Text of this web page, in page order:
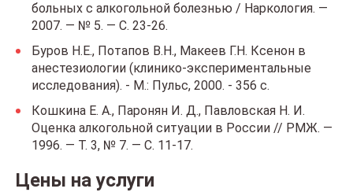
больных с алкогольной болезнью / Наркология. —
2007. — № 5. — С. 23-26.
Буров Н.Е., Потапов В.Н., Макеев Г.Н. Ксенон в
анестезиологии (клинико-экспериментальные
исследования). - М.: Пульс, 2000. - 356 с.
Кошкина Е. А., Паронян И. Д., Павловская Н. И.
Оценка алкогольной ситуации в России // РМЖ. —
1996. — Т. 3, № 7. — С. 11-17.
Цены на услуги